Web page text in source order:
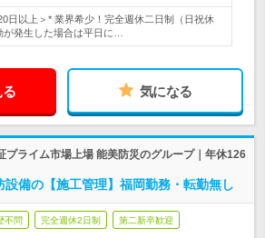
日以上＞* 業界希少！完全週休二日制（日祝休
発生した場合は平日に…
気になる
プライム市場上場 能美防災のグループ｜年休126
備の【施工管理】福岡勤務・転勤無し
不問 完全週休2日制 第二新卒歓迎